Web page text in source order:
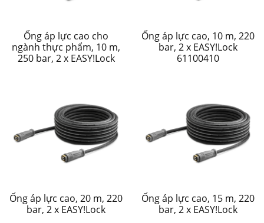
Ống áp lực cao cho
ngành thực phẩm, 10 m,
250 bar, 2 x EASY!Lock
Ống áp lực cao, 10 m, 220
bar, 2 x EASY!Lock
61100410
Ống áp lực cao, 20 m, 220
bar, 2 x EASY!Lock
Ống áp lực cao, 15 m, 220
bar, 2 x EASY!Lock